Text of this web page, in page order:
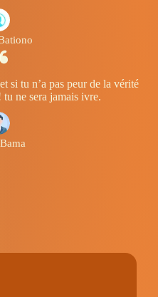
si tu n’a pas peur de la vérité
ne sera jamais ivre.